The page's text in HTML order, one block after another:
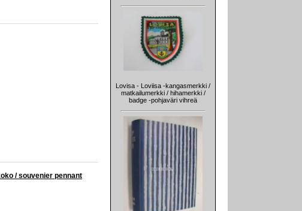
/ souvenier pennant
Lovisa - Loviisa -kangasmerkki /
matkailumerkki / hihamerkki /
badge -pohjaväri vihreä